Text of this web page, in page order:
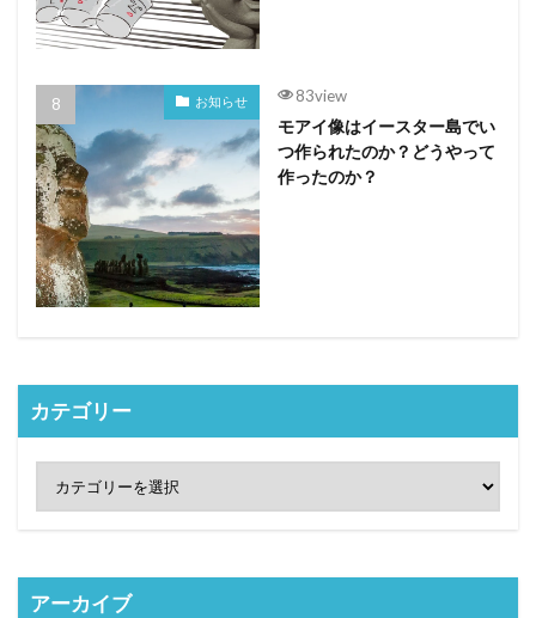
お知らせ 83view
モアイ像はイースター島でい
つ作られたのか？どうやって
作ったのか？
カテゴリー
アーカイブ